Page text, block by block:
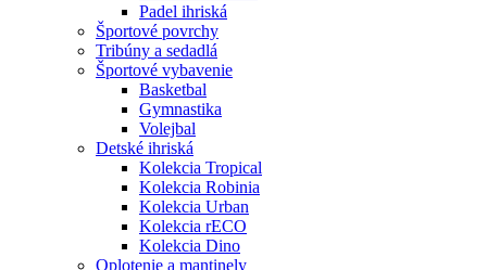
Padel ihriská
Športové povrchy
Tribúny a sedadlá
Športové vybavenie
Basketbal
Gymnastika
Volejbal
Detské ihriská
Kolekcia Tropical
Kolekcia Robinia
Kolekcia Urban
Kolekcia rECO
Kolekcia Dino
Oplotenie a mantinely